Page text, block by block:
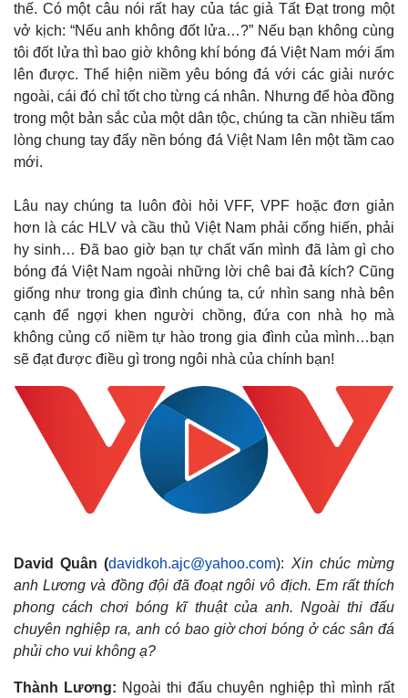
Sức khỏe
Dinh dưỡng - món ngon
Cây thuốc
Sản phụ khoa
Nhi khoa
Nam khoa
Làm đẹp - giảm cân
Phòng mạch online
Đời sống
Nhà đẹp
Blog
Tình yêu - Gia đình
thế. Có một câu nói rất hay của tác giả Tất Đạt trong một
vở kịch: “Nếu anh không đốt lửa…?” Nếu bạn không cùng
tôi đốt lửa thì bao giờ không khí bóng đá Việt Nam mới ấm
lên được. Thể hiện niềm yêu bóng đá với các giải nước
ngoài, cái đó chỉ tốt cho từng cá nhân. Nhưng để hòa đồng
trong một bản sắc của một dân tộc, chúng ta cần nhiều tấm
lòng chung tay đẩy nền bóng đá Việt Nam lên một tầm cao
mới.
Lâu nay chúng ta luôn đòi hỏi VFF, VPF hoặc đơn giản
hơn là các HLV và cầu thủ Việt Nam phải cống hiến, phải
hy sinh… Đã bao giờ bạn tự chất vấn mình đã làm gì cho
bóng đá Việt Nam ngoài những lời chê bai đả kích? Cũng
giống như trong gia đình chúng ta, cứ nhìn sang nhà bên
cạnh để ngợi khen người chồng, đứa con nhà họ mà
không củng cố niềm tự hào trong gia đình của mình…bạn
sẽ đạt được điều gì trong ngôi nhà của chính bạn!
David Quân (davidkoh.ajc@yahoo.com): Xin chúc mừng
anh Lương và đồng đội đã đoạt ngôi vô địch. Em rất thích
phong cách chơi bóng kĩ thuật của anh. Ngoài thi đấu
chuyên nghiệp ra, anh có bao giờ chơi bóng ở các sân đá
phủi cho vui không ạ?
Thành Lương: Ngoài thi đấu chuyên nghiệp thì mình rất